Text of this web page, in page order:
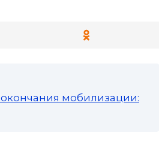
мобилизации: